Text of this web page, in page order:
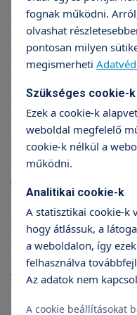
hogyan alakul a
különböző
építi be a
meg az idegen
reakciót mutat.
iskolában
kötődés
és a szociális
A kutatásokból
hónapos
sorolt gyermekek
lettek a
a
vettek részt és
fognak működni.
olvashat
pontosan milyen
megismerheti
Szükséges cookie-k
Ezek a cookie-k
weboldal megfelelő
cookie-k nélkül a
működni.
Analitikai cookie-k
A statisztikai cookie-k
hogy átlássuk, a
a weboldalon, így
felhasználva
Az adatok nem
A cookie beállításokat